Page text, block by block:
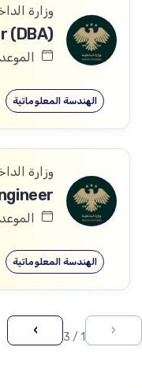
وزارة
الموعد
الهندسة المعلوماتية
وزارة
الموعد
الهندسة المعلوماتية
‹
1 / 3
›